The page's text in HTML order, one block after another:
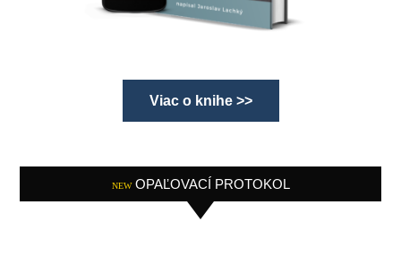
Viac o knihe >>
NEW OPAĽOVACÍ PROTOKOL